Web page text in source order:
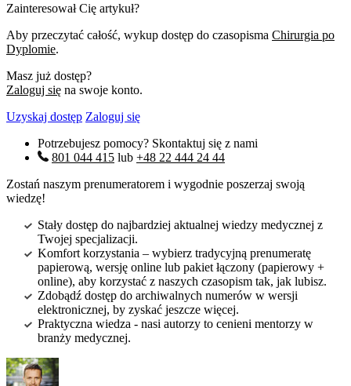
Zainteresował Cię artykuł?
Aby przeczytać całość, wykup dostęp do czasopisma Chirurgia po
Dyplomie.
Masz już dostęp?
Zaloguj się na swoje konto.
Uzyskaj dostęp Zaloguj się
Potrzebujesz pomocy? Skontaktuj się z nami
801 044 415 lub +48 22 444 24 44
Zostań naszym prenumeratorem i wygodnie poszerzaj swoją
wiedzę!
Stały dostęp do najbardziej aktualnej wiedzy medycznej z
Twojej specjalizacji.
Komfort korzystania – wybierz tradycyjną prenumeratę
papierową, wersję online lub pakiet łączony (papierowy +
online), aby korzystać z naszych czasopism tak, jak lubisz.
Zdobądź dostęp do archiwalnych numerów w wersji
elektronicznej, by zyskać jeszcze więcej.
Praktyczna wiedza - nasi autorzy to cenieni mentorzy w
branży medycznej.